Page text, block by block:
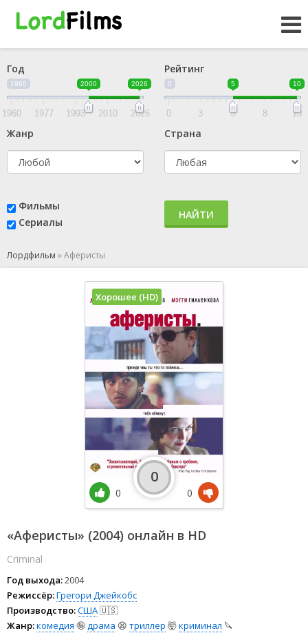
Год
1960 2000 2026
1960 1977 1993 2010 2026
Рейтинг
0 5 10
0 3 5 8 10
Жанр Страна
Фильмы
Сериалы
НАЙТИ
Лордфильм »Аферисты
«Аферисты» (2004) онлайн в HD
Criminal
Год выхода:2004
Режиссёр:Грегори Джейкобс
Производство:США🇺🇸
Жанр:комедия 🤪драма 😫 триллер 🤯криминал 🔪
Хорошее (HD)
0
0
0